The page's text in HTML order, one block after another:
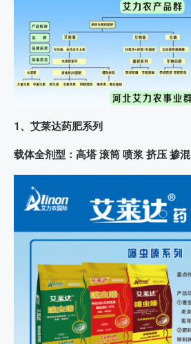
1、艾莱达药肥系列
载体全剂型：高塔 滚筒 喷浆 挤压 掺混